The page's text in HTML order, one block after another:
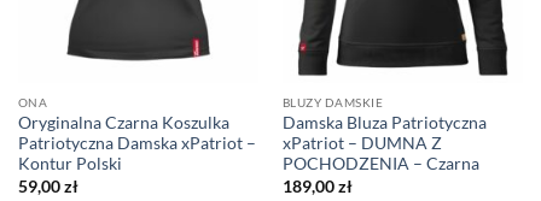
ONA
Oryginalna Czarna Koszulka
Patriotyczna Damska xPatriot –
Kontur Polski
59,00zł
BLUZY DAMSKIE
Damska Bluza Patriotyczna
xPatriot – DUMNA Z
POCHODZENIA – Czarna
189,00zł